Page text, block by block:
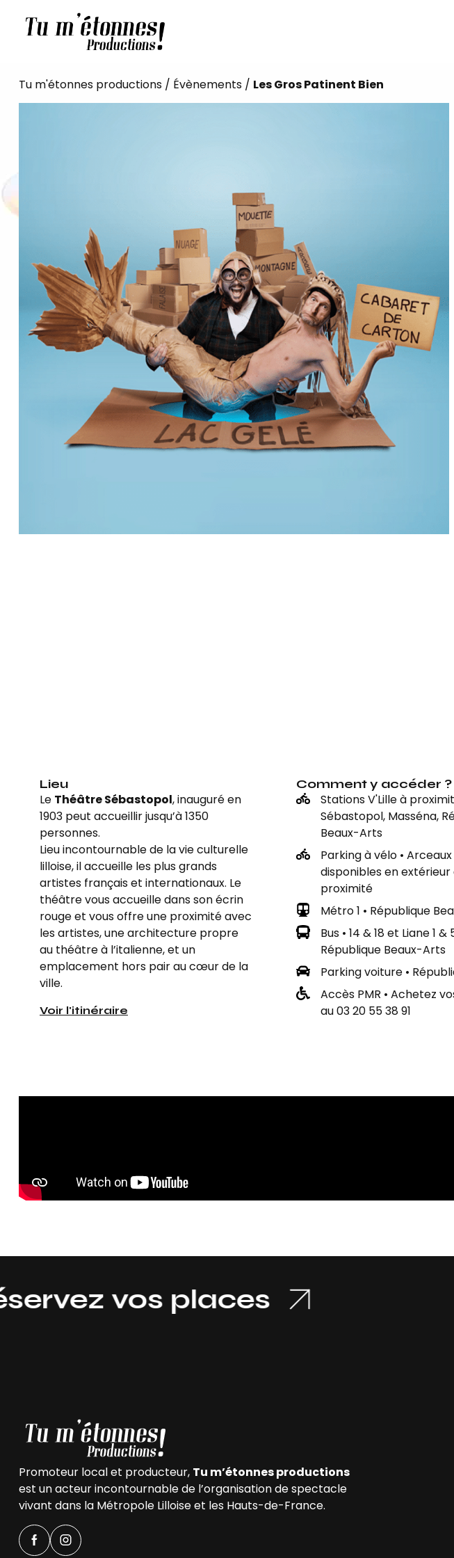
Tu m'étonnes productions / Évènements / Les Gros Patinent Bien
Lieu
Le Théâtre Sébastopol, inauguré en
1903 peut accueillir jusqu’à 1350
personnes.
Lieu incontournable de la vie culturelle
lilloise, il accueille les plus grands
artistes français et internationaux. Le
théâtre vous accueille dans son écrin
rouge et vous offre une proximité avec
les artistes, une architecture propre
au théâtre à l’italienne, et un
emplacement hors pair au cœur de la
ville.
Voir l'itinéraire
Comment y accéder ?
Stations V'Lille à
Sébastopol, Masséna,
Beaux-Arts
Parking à vélo • Arceaux
disponibles en extérieur
proximité
Métro 1 • République
Bus • 14 & 18 et Liane 1
République Beaux-Arts
Parking voiture •
Accès PMR • Achetez
au 03 20 55 38 91
vos places
Promoteur local et producteur, Tu m’étonnes productions
est un acteur incontournable de l’organisation de spectacle
vivant dans la Métropole Lilloise et les Hauts-de-France.